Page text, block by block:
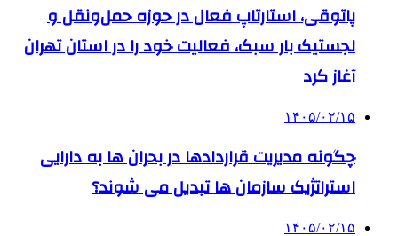
پاتوقی، استارتاپ فعال در حوزه حمل‌ونقل و
لجستیک بار سبک، فعالیت خود را در استان تهران
آغاز کرد
۱۴۰۵/۰۲/۱۵
چگونه مدیریت قراردادها در بحران ها به دارایی
استراتژیک سازمان ها تبدیل می شوند؟
۱۴۰۵/۰۲/۱۵